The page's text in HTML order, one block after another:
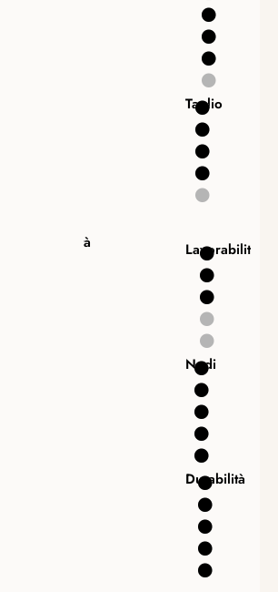
Lavorabilità
Taglio
Lavorabilità
Nodi
Durabilità